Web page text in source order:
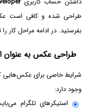
طراحی شده و کافی است
بفرستید. در ادامه مراحل کار
طراحی عکس به عنوان
شرایط خاصی برای عکس‌هایی
وجود دارد:
استیکرهای تلگرام